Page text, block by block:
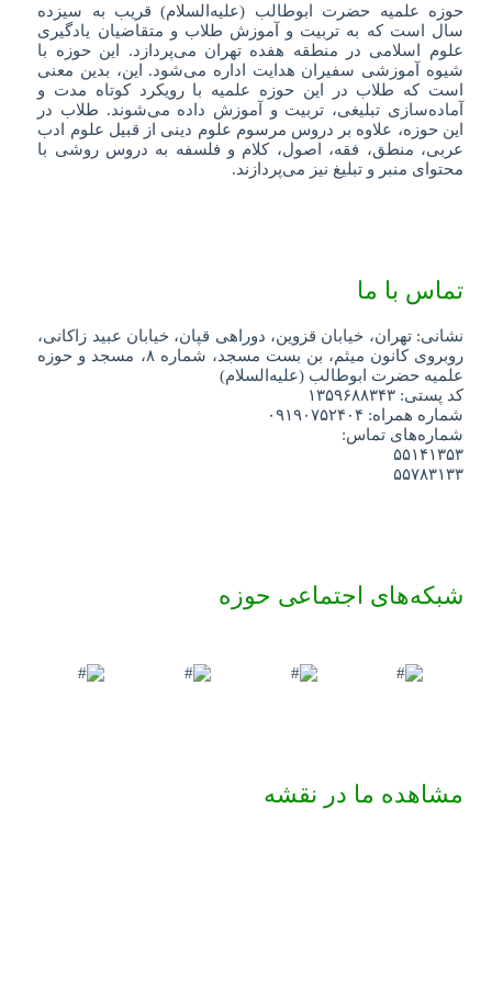
حوزه علمیه حضرت ابوطالب (علیه‌السلام) قریب به سیزده
سال است که به تربیت و آموزش طلاب و متقاضیان یادگیری
علوم اسلامی در منطقه هفده تهران می‌پردازد. این حوزه با
شیوه آموزشی سفیران هدایت اداره می‌شود. این، بدین معنی
است که طلاب در این حوزه علمیه با رویکرد کوتاه مدت و
آماده‌سازی تبلیغی، تربیت و آموزش داده می‌شوند. طلاب در
این حوزه، علاوه بر دروس مرسوم علوم دینی از قبیل علوم ادب
عربی، منطق، فقه، اصول، کلام و فلسفه به دروس روشی با
محتوای منبر و تبلیغ نیز می‌پردازند.
تماس با ما
نشانی: تهران، خیابان قزوین، دوراهی قپان، خیابان عبید زاکانی،
روبروی کانون میثم، بن بست مسجد، شماره ۸، مسجد و حوزه
علمیه حضرت ابوطالب (علیه‌السلام)
کد پستی: ۱۳۵۹۶۸۸۳۴۳
شماره همراه: ۰۹۱۹۰۷۵۲۴۰۴
شماره‌های تماس:
۵۵۱۴۱۳۵۳
۵۵۷۸۳۱۳۳
شبکه‌های اجتماعی حوزه
مشاهده ما در نقشه